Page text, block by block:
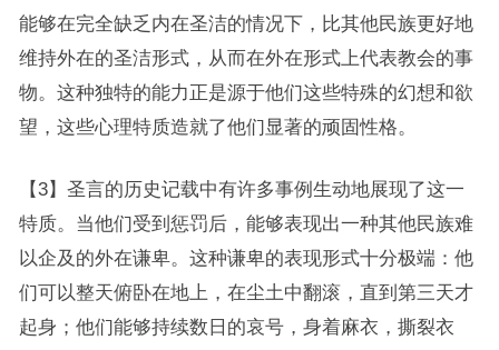
能够在完全缺乏内在圣洁的情况下，比其他民族更好地
维持外在的圣洁形式，从而在外在形式上代表教会的事
物。这种独特的能力正是源于他们这些特殊的幻想和欲
望，这些心理特质造就了他们显著的顽固性格。
【3】圣言的历史记载中有许多事例生动地展现了这一
特质。当他们受到惩罚后，能够表现出一种其他民族难
以企及的外在谦卑。这种谦卑的表现形式十分极端：他
们可以整天俯卧在地上，在尘土中翻滚，直到第三天才
起身；他们能够持续数日的哀号，身着麻衣，撕裂衣